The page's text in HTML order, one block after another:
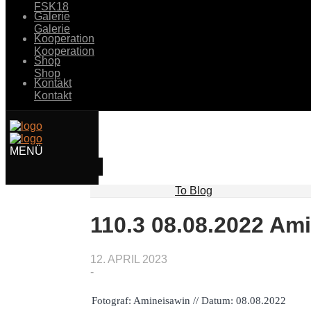
FSK18
Galerie
Galerie
Kooperation
Kooperation
Shop
Shop
Kontakt
Kontakt
To Blog
110.3 08.08.2022
12. APRIL 2023
-
Fotograf: Amineisawin // Datum: 08.08.2022